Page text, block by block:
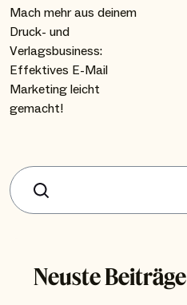
Mach mehr aus deinem
Druck- und
Verlagsbusiness:
Effektives E-Mail
Marketing leicht
gemacht!
Suchen
Neuste Beiträge